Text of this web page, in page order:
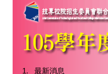
最新消息